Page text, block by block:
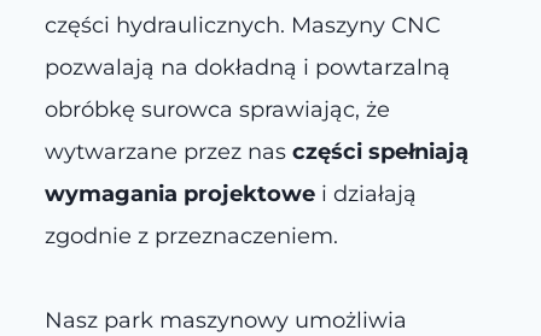
części hydraulicznych. Maszyny CNC
pozwalają na dokładną i powtarzalną
obróbkę surowca sprawiając, że
wytwarzane przez nas części spełniają
wymagania projektowe i działają
zgodnie z przeznaczeniem.
Nasz park maszynowy umożliwia